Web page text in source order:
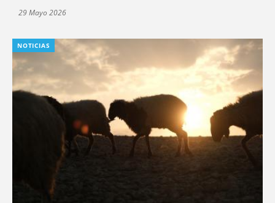
29 Mayo 2026
NOTICIAS